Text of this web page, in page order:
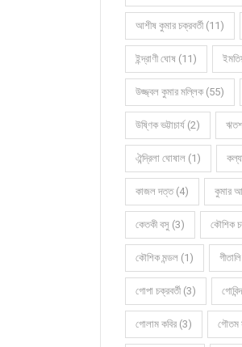
আশীষ কুমার চক্রবর্তী (11)
ইন্দ্রাণী ঘোষ (11)
উজ্জ্বল কুমার মল্লিক (55)
উষ্ণিক ভট্টাচার্য (2)
ঐন্দ্রিলা ঘোষাল (1)
কাজল দত্ত (4) কুমার
কেতকী বসু (3) কৌশিক
কৌশিক মন্ডল (1)
গোপা চক্রবর্তী (3)
গোলাম কবির (3) গৌতম